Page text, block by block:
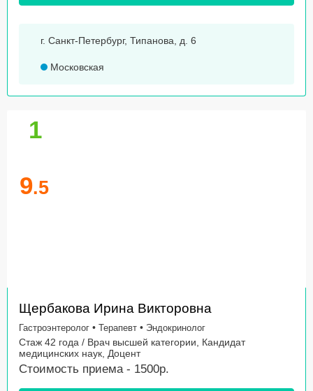
г. Санкт-Петербург, Типанова, д. 6
Московская
1
9.5
Щербакова Ирина Викторовна
Гастроэнтеролог • Терапевт • Эндокринолог
Стаж 42 года / Врач высшей категории, Кандидат
медицинских наук, Доцент
Стоимость приема - 1500р.